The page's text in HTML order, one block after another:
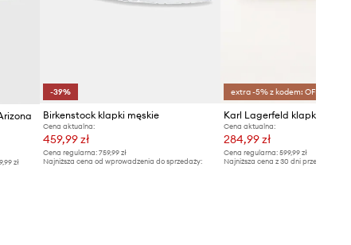
zł
-39%
Birkenstock klapki męskie
Cena aktualna:
459,99 zł
Cena regularna:759,99 zł
Najniższa cena od wprowadzenia do sprzedaży:
extra -5% z kodem: OFF*
Karl Lagerfeld klapki
Cena aktualna:
284,99 zł
Cena regularna: 599,99 zł
Najniższa cena z 30 dni przed obniżką: